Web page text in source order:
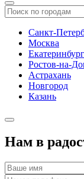
Санкт-
Москва
Екатеринбург
Ростов-на-
Астрахань
Новгород
Казань
Нам в